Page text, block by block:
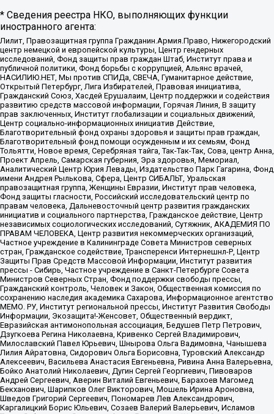
* Сведения реестра НКО, выполняющих функции
иностранного агента:
Лилит, Правозащитная группа Гражданин.Армия.Право, Нижегородский
центр немецкой и европейской культуры, Центр гендерных
исследований, Фонд защиты прав граждан Штаб, Институт права и
публичной политики, Фонд борьбы с коррупцией, Альянс врачей,
НАСИЛИЮ.НЕТ, Мы против СПИДа, СВЕЧА, Гуманитарное действие,
Открытый Петербург, Лига Избирателей, Правовая инициатива,
Гражданский Союз, Хасдей Ерушалаим, Центр поддержки и содействия
развитию средств массовой информации, Горячая Линия, В защиту
прав заключенных, Институт глобализации и социальных движений,
Центр социально-информационных инициатив Действие,
Благотворительный фонд охраны здоровья и защиты прав граждан,
Благотворительный фонд помощи осужденным и их семьям, Фонд
Тольятти, Новое время, Серебряная тайга, Так-Так-Так, Сова, центр Анна,
Проект Апрель, Самарская губерния, Эра здоровья, Мемориал,
Аналитический Центр Юрия Левады, Издательство Парк Гагарина, Фонд
имени Андрея Рылькова, Сфера, Центр СИБАЛЬТ, Уральская
правозащитная группа, Женщины Евразии, Институт прав человека,
Фонд защиты гласности, Российский исследовательский центр по
правам человека, Дальневосточный центр развития гражданских
инициатив и социального партнерства, Гражданское действие, Центр
независимых социологических исследований, Сутяжник, АКАДЕМИЯ ПО
ПРАВАМ ЧЕЛОВЕКА, Центр развития некоммерческих организаций,
Частное учреждение в Калининграде Совета Министров северных
стран, Гражданское содействие, Трансперенси Интернешнл-Р, Центр
Защиты Прав Средств Массовой Информации, Институт развития
прессы - Сибирь, Частное учреждение в Санкт-Петербурге Совета
Министров Северных Стран, Фонд поддержки свободы прессы,
Гражданский контроль, Человек и Закон, Общественная комиссия по
сохранению наследия академика Сахарова, Информационное агентство
МЕМО. РУ, Институт региональной прессы, Институт Развития Свободы
Информации, Экозащита!-Женсовет, Общественный вердикт,
Евразийская антимонопольная ассоциация, Бедушев Петр Петрович,
Дзугкоева Регина Николаевна, Кривенко Сергей Владимирович,
Милославский Павел Юрьевич, Шнырова Ольга Вадимовна, Чанышева
Лилия Айратовна, Сидорович Ольга Борисовна, Туровский Александр
Алексеевич, Васильева Анастасия Евгеньевна, Ривина Анна Валерьевна,
Бойко Анатолий Николаевич, Дугин Сергей Георгиевич, Пивоваров
Андрей Сергеевич, Аверин Виталий Евгеньевич, Барахоев Магомед
Бекханович, Шарипков Олег Викторович, Мошель Ирина Ароновна,
Шведов Григорий Сергеевич, Пономарев Лев Александрович,
Каргалицкий Борис Юльевич, Созаев Валерий Валерьевич, Исламов